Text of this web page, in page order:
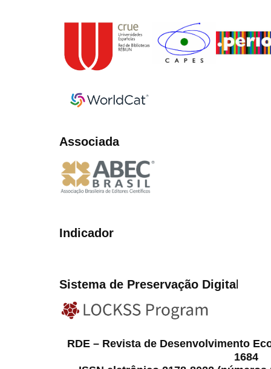
Associada
Indicador
Sistema de Preservação Digital
RDE – Revista de Desenvolvimento
1684